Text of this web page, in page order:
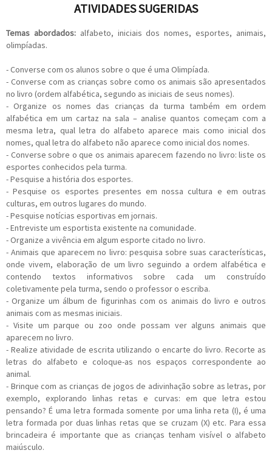
ATIVIDADES SUGERIDAS
Temas abordados:alfabeto, iniciais dos nomes, esportes, animais,
olimpíadas.
- Converse com os alunos sobre o que é uma Olimpíada.
- Converse com as crianças sobre como os animais são apresentados
no livro (ordem alfabética, segundo as iniciais de seus nomes).
- Organize os nomes das crianças da turma também em ordem
alfabética em um cartaz na sala – analise quantos começam com a
mesma letra, qual letra do alfabeto aparece mais como inicial dos
nomes, qual letra do alfabeto não aparece como inicial dos nomes.
- Converse sobre o que os animais aparecem fazendo no livro: liste os
esportes conhecidos pela turma.
- Pesquise a história dos esportes.
- Pesquise os esportes presentes em nossa cultura e em outras
culturas, em outros lugares do mundo.
- Pesquise notícias esportivas em jornais.
- Entreviste um esportista existente na comunidade.
- Organize a vivência em algum esporte citado no livro.
- Animais que aparecem no livro: pesquisa sobre suas características,
onde vivem, elaboração de um livro seguindo a ordem alfabética e
contendo textos informativos sobre cada um construído
coletivamente pela turma, sendo o professor o escriba.
- Organize um álbum de figurinhas com os animais do livro e outros
animais com as mesmas iniciais.
- Visite um parque ou zoo onde possam ver alguns animais que
aparecem no livro.
- Realize atividade de escrita utilizando o encarte do livro. Recorte as
letras do alfabeto e coloque-as nos espaços correspondente ao
animal.
- Brinque com as crianças de jogos de adivinhação sobre as letras, por
exemplo, explorando linhas retas e curvas: em que letra estou
pensando? É uma letra formada somente por uma linha reta (I), é uma
letra formada por duas linhas retas que se cruzam (X) etc. Para essa
brincadeira é importante que as crianças tenham visível o alfabeto
maiúsculo.